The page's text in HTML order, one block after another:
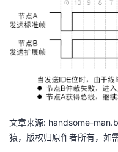
文章来源: handsome-
猿，版权归原作者所有，如